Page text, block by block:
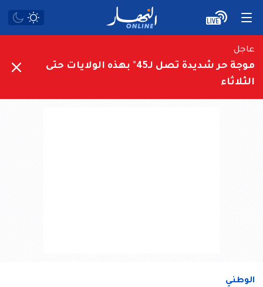
عاجل
موجة حر شديدة تصل لـ45° بهذه الولايات حتى
الثلاثاء
الوطني